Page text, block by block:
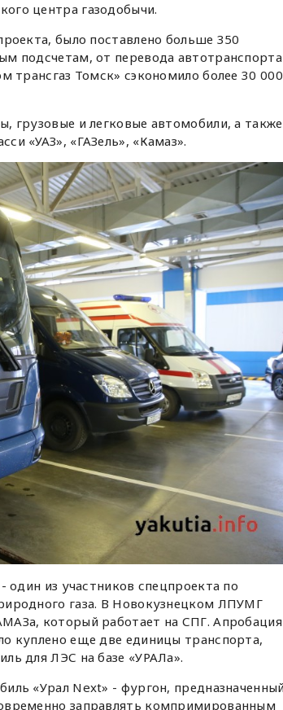
центра газодобычи.
было поставлено больше 350
подсчетам, от перевода автотранспорта
трансгаз Томск» сэкономило более 30 000
грузовые и легковые автомобили, а также
«УАЗ», «ГАЗель», «Камаз».
один из участников спецпроекта по
газа. В Новокузнецком ЛПУМГ
который работает на СПГ. Апробация
куплено еще две единицы транспорта,
для ЛЭС на базе «УРАЛа».
«Урал Next» - фургон, предназначенный
заправлять компримированным